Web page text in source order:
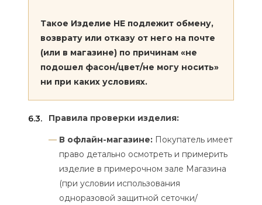
Такое Изделие НЕ подлежит обмену,
возврату или отказу от него на почте
(или в магазине) по причинам «не
подошел фасон/цвет/не могу носить»
ни при каких условиях.
6.3. Правила проверки изделия:
В офлайн-магазине: Покупатель имеет
право детально осмотреть и примерить
изделие в примерочном зале Магазина
(при условии использования
одноразовой защитной сеточки/